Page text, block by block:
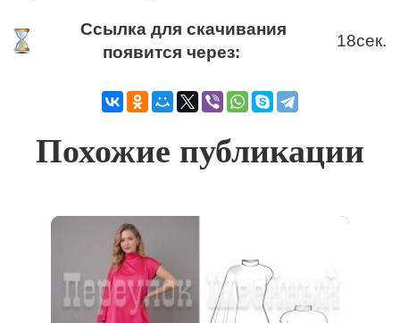
Ссылка для скачивания
появится через:
17сек.
Похожие публикации